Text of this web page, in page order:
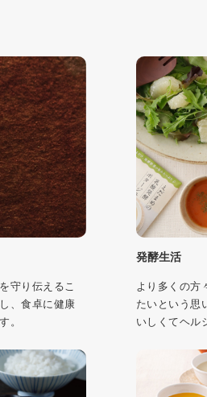
守り伝えるこ
、食卓に健康
。
発酵生活
より多くの方
たいという思
いしくてヘル